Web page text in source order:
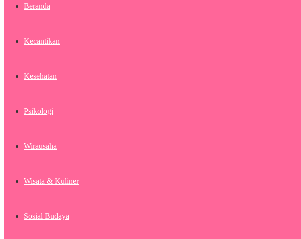
Beranda
Kecantikan
Kesehatan
Psikologi
Wirausaha
Wisata & Kuliner
Sosial Budaya